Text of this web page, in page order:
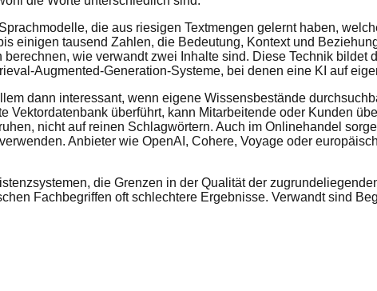
die aus riesigen Textmengen gelernt haben,
einigen tausend Zahlen, die Bedeutung, Kontext und
wie verwandt zwei Inhalte sind. Diese Technik bildet
Augmented-Generation-Systeme, bei denen eine KI auf
dann interessant, wenn eigene Wissensbestände
Vektordatenbank überführt, kann Mitarbeitende oder Kunden
nicht auf reinen Schlagwörtern. Auch im Onlinehandel
Anbieter wie OpenAI, Cohere, Voyage oder
die Grenzen in der Qualität der
Fachbegriffen oft schlechtere Ergebnisse. Verwandt sind